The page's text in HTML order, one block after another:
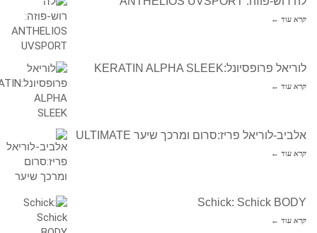
קרא עוד ←
לוריאל פרופסיונל:KERATIN ALPHA SLEEK
קרא עוד ←
אלביב-לוריאל פריז:סרום ומרכך שיער ULTIMATE
קרא עוד ←
Schick: Schick BODY
קרא עוד ←